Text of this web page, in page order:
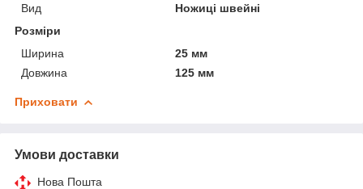
Вид
Ножиці швейні
Розміри
Ширина
25 мм
Довжина
125 мм
Приховати
Умови доставки
Нова Пошта